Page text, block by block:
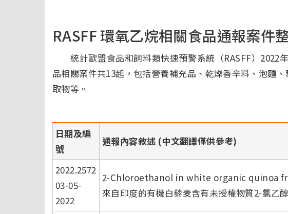
RASFF 環氧乙烷相關食品通報案件
統計歐盟食品和飼料類快速預警系統（RASFF）2022
品相關案件共13起，包括營養補充品、乾燥香辛料、泡麵
取物等。
日期及編
號
通報內容敘述 (中文翻譯僅供參考)
2022.2572
03-05-
2022
2-Chloroethanol in white organic quinoa
來自印度的有機白藜麦含有未授權物質2-氯乙醇